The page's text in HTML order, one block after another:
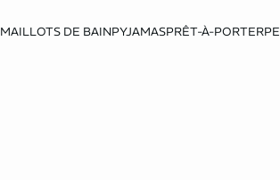
MAILLOTS DE BAINPYJAMASPRÊT-À-PORTER